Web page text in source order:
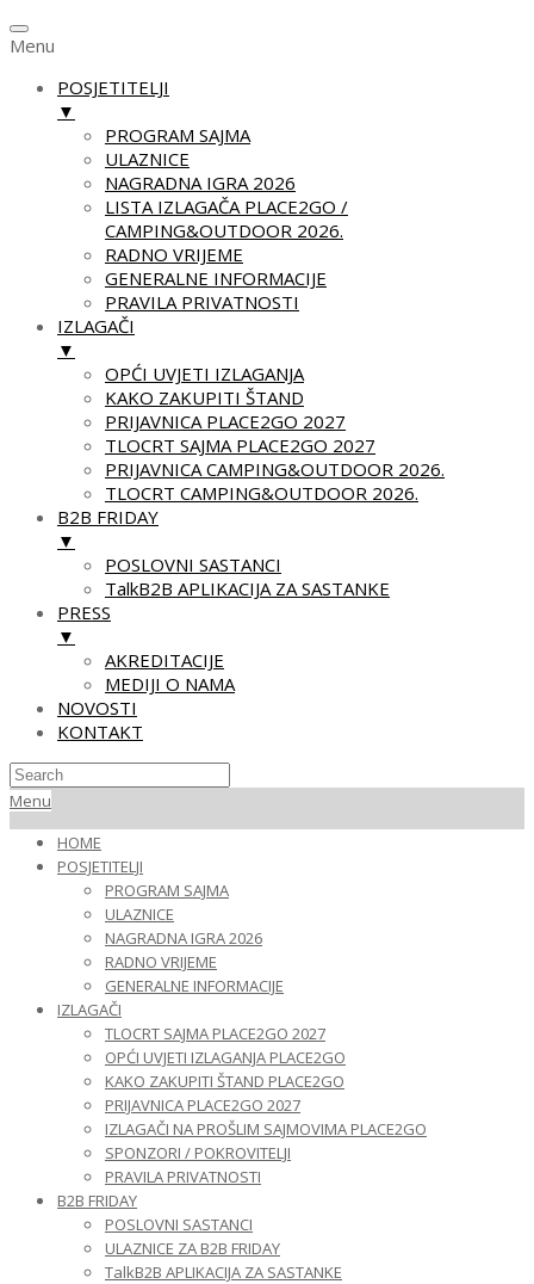
Menu
POSJETITELJI
▼
PROGRAM SAJMA
ULAZNICE
NAGRADNA IGRA 2026
LISTA IZLAGAČA PLACE2GO /
CAMPING&OUTDOOR 2026.
RADNO VRIJEME
GENERALNE INFORMACIJE
PRAVILA PRIVATNOSTI
IZLAGAČI
▼
OPĆI UVJETI IZLAGANJA
KAKO ZAKUPITI ŠTAND
PRIJAVNICA PLACE2GO 2027
TLOCRT SAJMA PLACE2GO 2027
PRIJAVNICA CAMPING&OUTDOOR 2026.
TLOCRT CAMPING&OUTDOOR 2026.
B2B FRIDAY
▼
POSLOVNI SASTANCI
TalkB2B APLIKACIJA ZA SASTANKE
PRESS
▼
AKREDITACIJE
MEDIJI O NAMA
NOVOSTI
KONTAKT
Skip
content
Primary
Menu
Menu
HOME
POSJETITELJI
PROGRAM SAJMA
ULAZNICE
NAGRADNA IGRA 2026
RADNO VRIJEME
GENERALNE INFORMACIJE
IZLAGAČI
TLOCRT SAJMA PLACE2GO 2027
OPĆI UVJETI IZLAGANJA PLACE2GO
KAKO ZAKUPITI ŠTAND PLACE2GO
PRIJAVNICA PLACE2GO 2027
IZLAGAČI NA PROŠLIM SAJMOVIMA PLACE2GO
SPONZORI / POKROVITELJI
PRAVILA PRIVATNOSTI
B2B FRIDAY
POSLOVNI SASTANCI
ULAZNICE ZA B2B FRIDAY
TalkB2B APLIKACIJA ZA SASTANKE